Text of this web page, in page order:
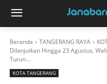
Beranda TANGERANG RAYA
Dilanjutkan Hingga 23 Agustus,
Turun...
KOTA TANGERANG